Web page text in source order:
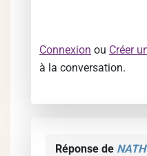
Connexion ou Créer
à la conversation.
Réponse de NATH